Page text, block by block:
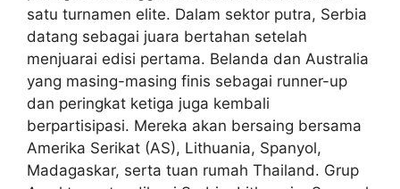
satu turnamen elite. Dalam sektor putra, Serbia
datang sebagai juara bertahan setelah
menjuarai edisi pertama. Belanda dan Australia
yang masing-masing finis sebagai runner-up
dan peringkat ketiga juga kembali
berpartisipasi. Mereka akan bersaing bersama
Amerika Serikat (AS), Lithuania, Spanyol,
Madagaskar, serta tuan rumah Thailand. Grup